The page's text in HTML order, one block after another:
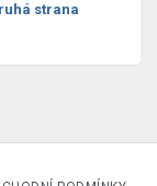
strana